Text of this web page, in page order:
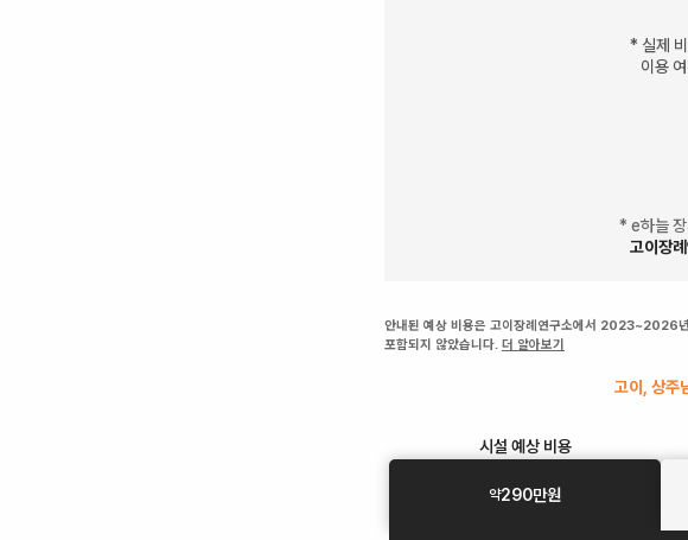
* 실제
이용
* e하늘 장
고이장
안내된 예상 비용은 고이장례연구소에서 2023~2026
포함되지 않았습니다. 더 알아보기
고이, 상주
시설 예상 비용
약290만원